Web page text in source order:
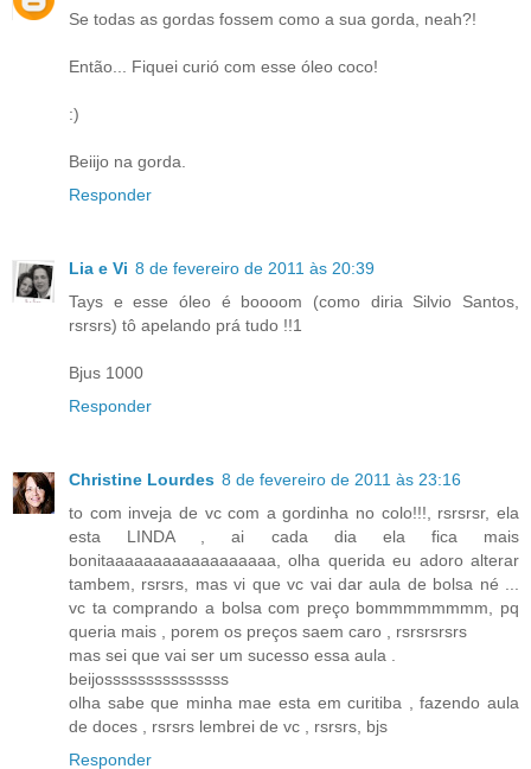
Se todas as gordas fossem como a sua gorda, neah?!
Então... Fiquei curió com esse óleo coco!
:)
Beiijo na gorda.
Responder
Lia e Vi 8 de fevereiro de 2011 às 20:39
Tays e esse óleo é boooom (como diria Silvio Santos,
rsrsrs) tô apelando prá tudo !!1
Bjus 1000
Responder
Christine Lourdes 8 de fevereiro de 2011 às 23:16
to com inveja de vc com a gordinha no colo!!!, rsrsrsr, ela
esta LINDA , ai cada dia ela fica mais
bonitaaaaaaaaaaaaaaaaaa, olha querida eu adoro alterar
tambem, rsrsrs, mas vi que vc vai dar aula de bolsa né ...
vc ta comprando a bolsa com preço bommmmmmmm, pq
queria mais , porem os preços saem caro , rsrsrsrsrs
mas sei que vai ser um sucesso essa aula .
beijosssssssssssssss
olha sabe que minha mae esta em curitiba , fazendo aula
de doces , rsrsrs lembrei de vc , rsrsrs, bjs
Responder